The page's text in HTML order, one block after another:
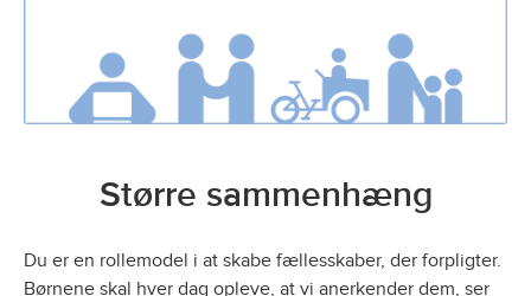
Større sammenhæng
Du er en rollemodel i at skabe fællesskaber, der forpligter.
Børnene skal hver dag opleve, at vi anerkender dem, ser